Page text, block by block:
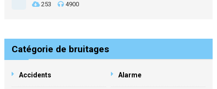
253 4900
Catégorie de bruitages
Accidents Alarme